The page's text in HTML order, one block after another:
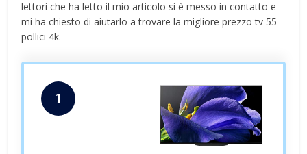
lettori che ha letto il mio articolo si è messo in contatto e
mi ha chiesto di aiutarlo a trovare la migliore prezzo tv 55
pollici 4k.
1